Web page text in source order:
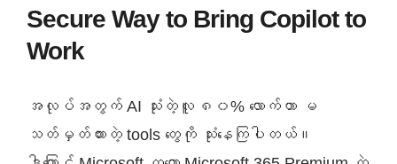
Secure Way to Bring Copilot to
Work
အလုပ်အတွက် AI သုံးတဲ့လူ ၈၀% လောက်ဟာ မ
သတ်မှတ်ထားတဲ့ tools တွေကို သုံးနေကြပါတယ်။